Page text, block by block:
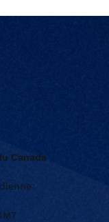
Canada